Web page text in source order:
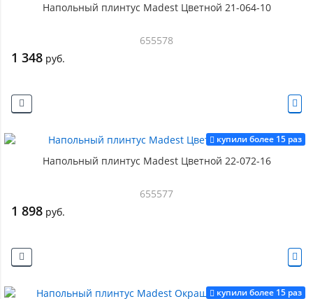
Напольный плинтус Madest Цветной 21-064-10
655578
1 348 руб.
купили более 15 раз
Напольный плинтус Madest Цветной 22-072-16
655577
1 898 руб.
купили более 15 раз